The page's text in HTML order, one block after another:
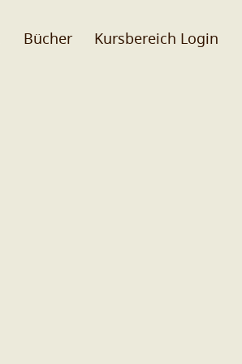
Bücher Kursbereich Login